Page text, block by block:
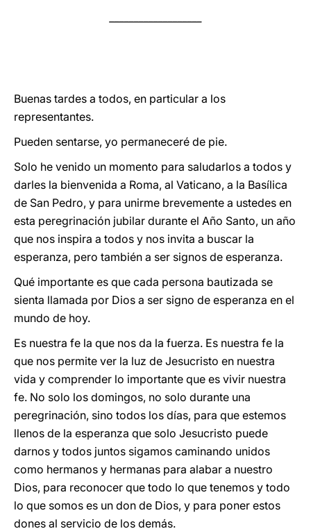
Buenas tardes a todos, en particular a los
representantes.
Pueden sentarse, yo permaneceré de pie.
Solo he venido un momento para saludarlos a todos y
darles la bienvenida a Roma, al Vaticano, a la Basílica
de San Pedro, y para unirme brevemente a ustedes en
esta peregrinación jubilar durante el Año Santo, un año
que nos inspira a todos y nos invita a buscar la
esperanza, pero también a ser signos de esperanza.
Qué importante es que cada persona bautizada se
sienta llamada por Dios a ser signo de esperanza en el
mundo de hoy.
Es nuestra fe la que nos da la fuerza. Es nuestra fe la
que nos permite ver la luz de Jesucristo en nuestra
vida y comprender lo importante que es vivir nuestra
fe. No solo los domingos, no solo durante una
peregrinación, sino todos los días, para que estemos
llenos de la esperanza que solo Jesucristo puede
darnos y todos juntos sigamos caminando unidos
como hermanos y hermanas para alabar a nuestro
Dios, para reconocer que todo lo que tenemos y todo
lo que somos es un don de Dios, y para poner estos
dones al servicio de los demás.